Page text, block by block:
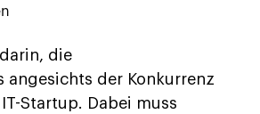
die
angesichts der Konkurrenz
Startup. Dabei muss